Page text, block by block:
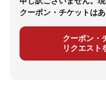
おふろcafé びわこ座。で
配の方たちも多く訪れて
多くの人を魅了する、その
突撃取材でわかった。お
クーポン・チケットはあ
クーポン・
リクエスト